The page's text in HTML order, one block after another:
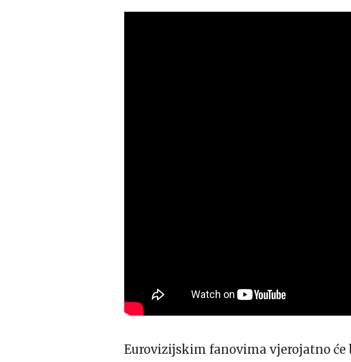
Eurovizijskim fanovima vjerojatno će